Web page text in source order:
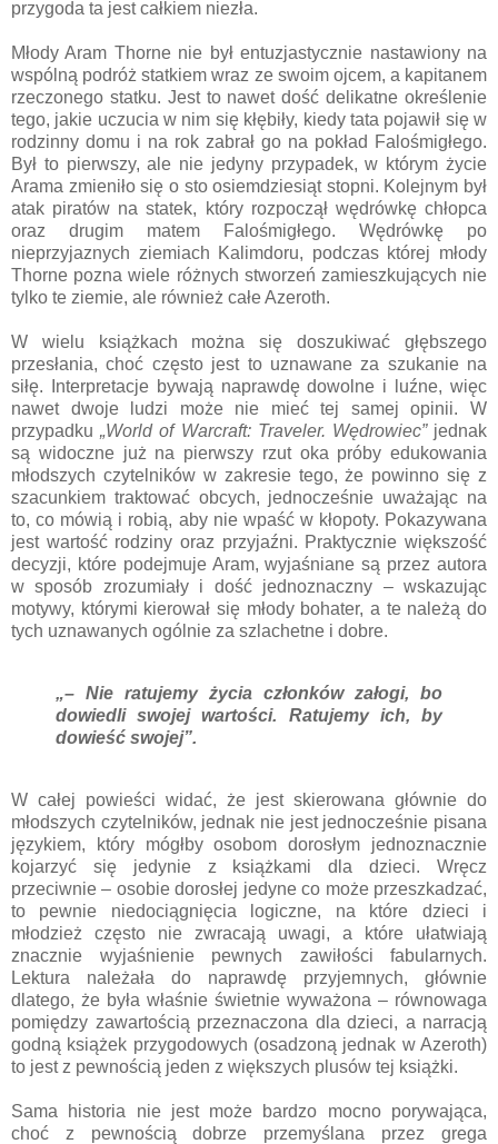
przygoda ta jest całkiem niezła.
Młody Aram Thorne nie był entuzjastycznie nastawiony na
wspólną podróż statkiem wraz ze swoim ojcem, a kapitanem
rzeczonego statku. Jest to nawet dość delikatne określenie
tego, jakie uczucia w nim się kłębiły, kiedy tata pojawił się w
rodzinny domu i na rok zabrał go na pokład Falośmigłego.
Był to pierwszy, ale nie jedyny przypadek, w którym życie
Arama zmieniło się o sto osiemdziesiąt stopni. Kolejnym był
atak piratów na statek, który rozpoczął wędrówkę chłopca
oraz drugim matem Falośmigłego. Wędrówkę po
nieprzyjaznych ziemiach Kalimdoru, podczas której młody
Thorne pozna wiele różnych stworzeń zamieszkujących nie
tylko te ziemie, ale również całe Azeroth.
W wielu książkach można się doszukiwać głębszego
przesłania, choć często jest to uznawane za szukanie na
siłę. Interpretacje bywają naprawdę dowolne i luźne, więc
nawet dwoje ludzi może nie mieć tej samej opinii. W
przypadku„World of Warcraft: Traveler. Wędrowiec”jednak
są widoczne już na pierwszy rzut oka próby edukowania
młodszych czytelników w zakresie tego, że powinno się z
szacunkiem traktować obcych, jednocześnie uważając na
to, co mówią i robią, aby nie wpaść w kłopoty. Pokazywana
jest wartość rodziny oraz przyjaźni. Praktycznie większość
decyzji, które podejmuje Aram, wyjaśniane są przez autora
w sposób zrozumiały i dość jednoznaczny – wskazując
motywy, którymi kierował się młody bohater, a te należą do
tych uznawanych ogólnie za szlachetne i dobre.
„– Nie ratujemy życia członków załogi, bo
dowiedli swojej wartości. Ratujemy ich, by
dowieść swojej”.
W całej powieści widać, że jest skierowana głównie do
młodszych czytelników, jednak nie jest jednocześnie pisana
językiem, który mógłby osobom dorosłym jednoznacznie
kojarzyć się jedynie z książkami dla dzieci. Wręcz
przeciwnie – osobie dorosłej jedyne co może przeszkadzać,
to pewnie niedociągnięcia logiczne, na które dzieci i
młodzież często nie zwracają uwagi, a które ułatwiają
znacznie wyjaśnienie pewnych zawiłości fabularnych.
Lektura należała do naprawdę przyjemnych, głównie
dlatego, że była właśnie świetnie wyważona – równowaga
pomiędzy zawartością przeznaczona dla dzieci, a narracją
godną książek przygodowych (osadzoną jednak w Azeroth)
to jest z pewnością jeden z większych plusów tej książki.
Sama historia nie jest może bardzo mocno porywająca,
choć z pewnością dobrze przemyślana przez grega